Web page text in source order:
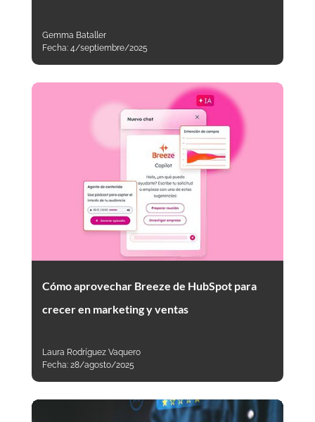
Gemma Bataller
Fecha: 4/septiembre/2025
Cómo aprovechar Breeze de HubSpot para
crecer en marketing y ventas
Laura Rodríguez Vaquero
Fecha: 28/agosto/2025